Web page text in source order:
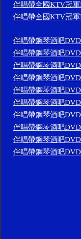
伴唱帶全國KTV冠
伴唱帶全國KTV冠
伴唱帶鋼琴酒吧
伴唱帶鋼琴酒吧
伴唱帶鋼琴酒吧
伴唱帶鋼琴酒吧
伴唱帶鋼琴酒吧
伴唱帶鋼琴酒吧
伴唱帶鋼琴酒吧
伴唱帶鋼琴酒吧
伴唱帶鋼琴酒吧
伴唱帶鋼琴酒吧